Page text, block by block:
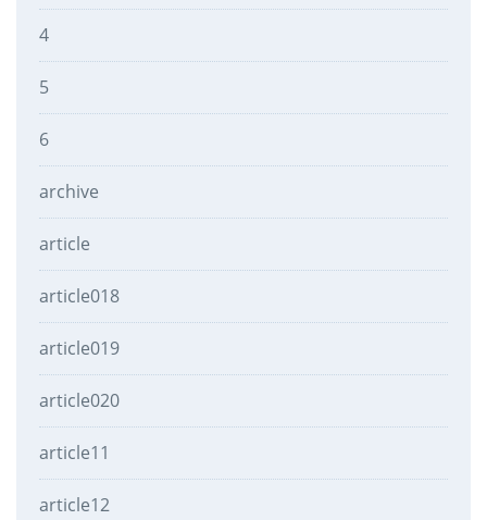
4
5
6
archive
article
article018
article019
article020
article11
article12